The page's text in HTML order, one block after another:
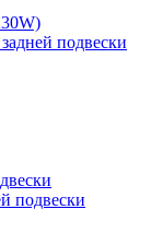
подвески
подвески